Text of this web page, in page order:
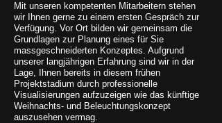
Mit unseren kompetenten Mitarbeitern stehen
wir Ihnen gerne zu einem ersten Gespräch zur
Verfügung. Vor Ort bilden wir gemeinsam die
Grundlagen zur Planung eines für Sie
massgeschneiderten Konzeptes. Aufgrund
unserer langjährigen Erfahrung sind wir in der
Lage, Ihnen bereits in diesem frühen
Projektstadium durch professionelle
Visualisierungen aufzuzeigen wie das künftige
Weihnachts- und Beleuchtungskonzept
auszusehen vermag.